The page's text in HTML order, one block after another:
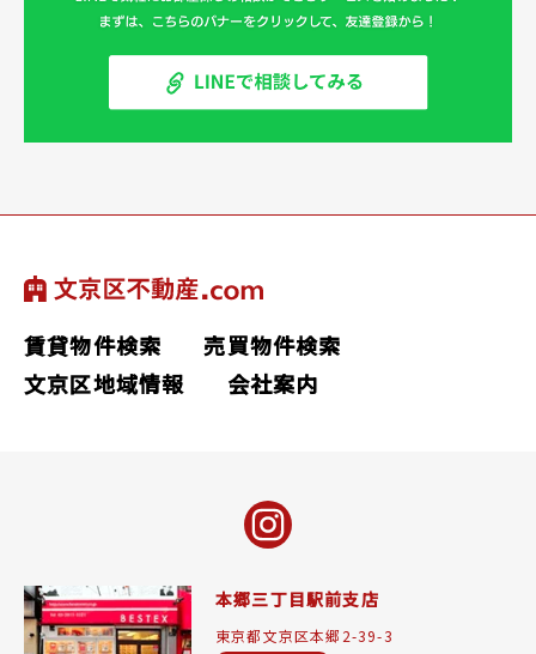
賃貸物件検索
売買物件検索
文京区地域情報
会社案内
本郷三丁目駅前支店
東京都文京区本郷2-39-3